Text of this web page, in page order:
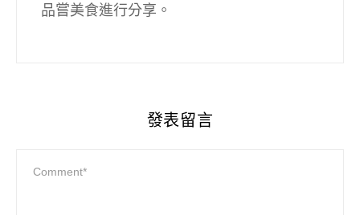
品嘗美食進行分享。
發表留言